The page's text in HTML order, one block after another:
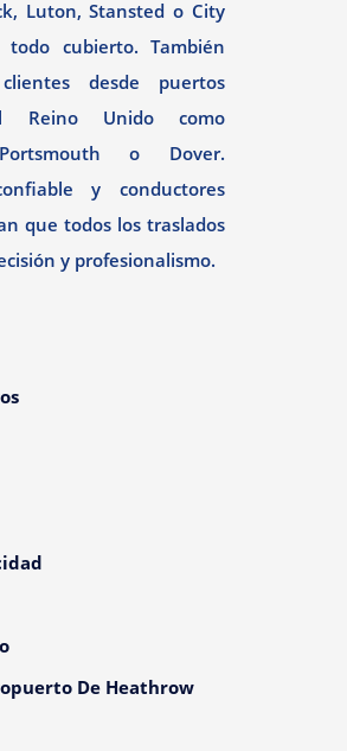
Luton, Stansted o City
cubierto. También
desde puertos
Reino Unido como
o Dover.
y conductores
que todos los traslados
y profesionalismo.
De Heathrow